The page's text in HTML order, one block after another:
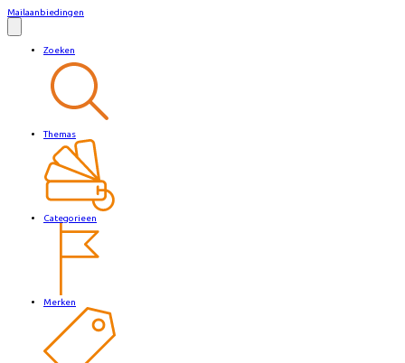
Mailaanbiedingen
Zoeken
Themas
Categorieen
Merken